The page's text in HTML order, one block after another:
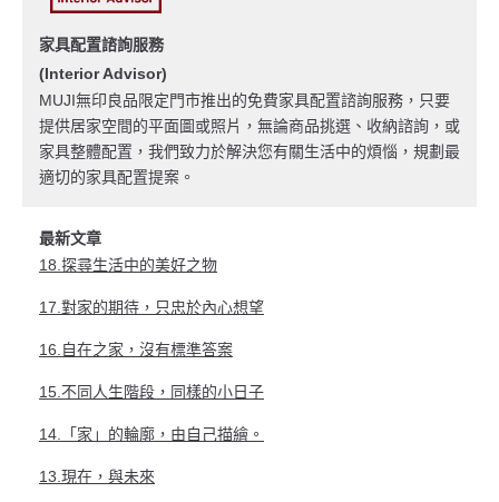
家具配置諮詢服務
(Interior Advisor)
MUJI無印良品限定門市推出的免費家具配置諮詢服務，只要
提供居家空間的平面圖或照片，無論商品挑選、收納諮詢，或
家具整體配置，我們致力於解決您有關生活中的煩惱，規劃最
適切的家具配置提案。
最新文章
18.探尋生活中的美好之物
17.對家的期待，只忠於內心想望
16.自在之家，沒有標準答案
15.不同人生階段，同樣的小日子
14.「家」的輪廓，由自己描繪。
13.現在，與未來